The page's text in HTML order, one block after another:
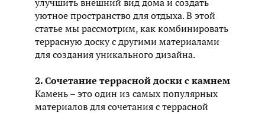
уютное пространство для отдыха. В этой
статье мы рассмотрим, как комбинировать
террасную доску с другими материалами
для создания уникального дизайна.
2. Сочетание террасной доски с камнем
Камень – это один из самых популярных
материалов для сочетания с террасной